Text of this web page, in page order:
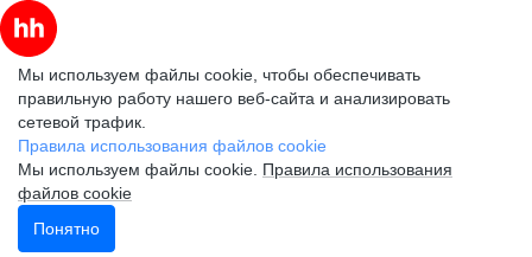
Мы используем файлы cookie, чтобы обеспечивать
правильную работу нашего веб-сайта и анализировать
сетевой трафик.
Правила использования файлов cookie
Мы используем файлы cookie. Правила использования
файлов cookie
Понятно